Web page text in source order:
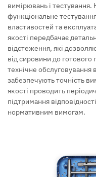
вимірювань і
функціональне
властивостей та
якості передбачає
відстеження, які
від сировини до готового
технічне
забезпечують точність
якості проводить
підтримання
нормативним вимогам.